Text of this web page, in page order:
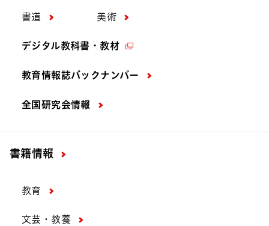
書道 美術
デジタル教科書・教材
教育情報誌バックナンバー
全国研究会情報
書籍情報
教育
文芸・教養